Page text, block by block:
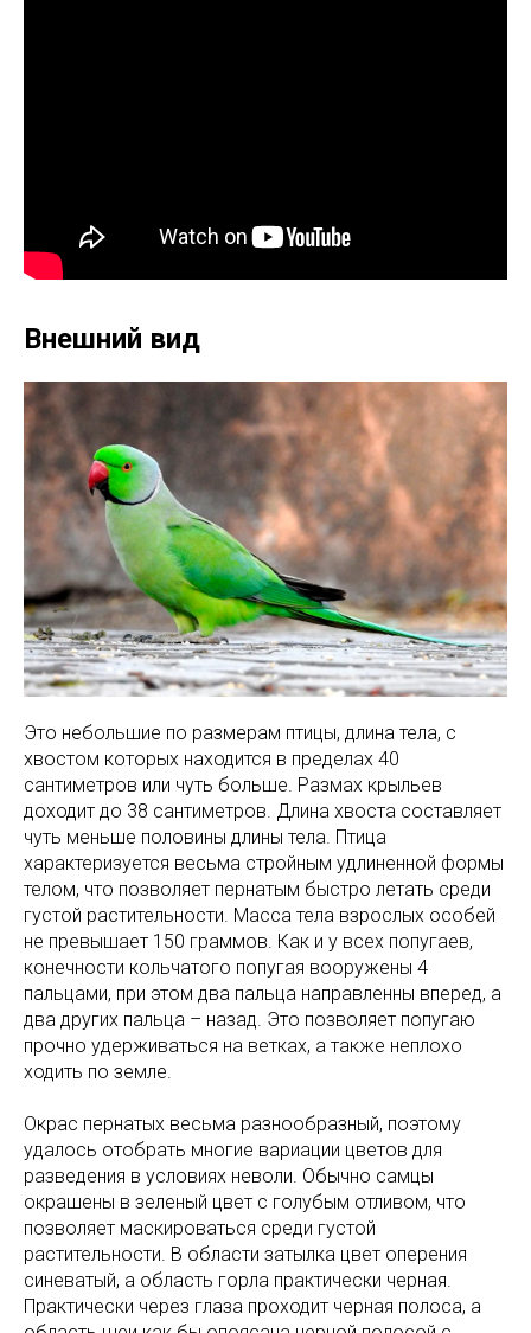
Внешний вид
Это небольшие по размерам птицы, длина тела, с
хвостом которых находится в пределах 40
сантиметров или чуть больше. Размах крыльев
доходит до 38 сантиметров. Длина хвоста составляет
чуть меньше половины длины тела. Птица
характеризуется весьма стройным удлиненной формы
телом, что позволяет пернатым быстро летать среди
густой растительности. Масса тела взрослых особей
не превышает 150 граммов. Как и у всех попугаев,
конечности кольчатого попугая вооружены 4
пальцами, при этом два пальца направленны вперед, а
два других пальца – назад. Это позволяет попугаю
прочно удерживаться на ветках, а также неплохо
ходить по земле.
Окрас пернатых весьма разнообразный, поэтому
удалось отобрать многие вариации цветов для
разведения в условиях неволи. Обычно самцы
окрашены в зеленый цвет с голубым отливом, что
позволяет маскироваться среди густой
растительности. В области затылка цвет оперения
синеватый, а область горла практически черная.
Практически через глаза проходит черная полоса, а